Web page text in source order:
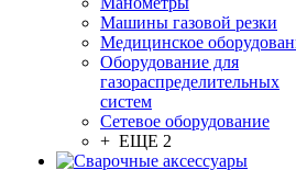
Машины газовой резки
Медицинское
Оборудование для
газораспределительных
систем
Сетевое оборудование
+ ЕЩЕ 2